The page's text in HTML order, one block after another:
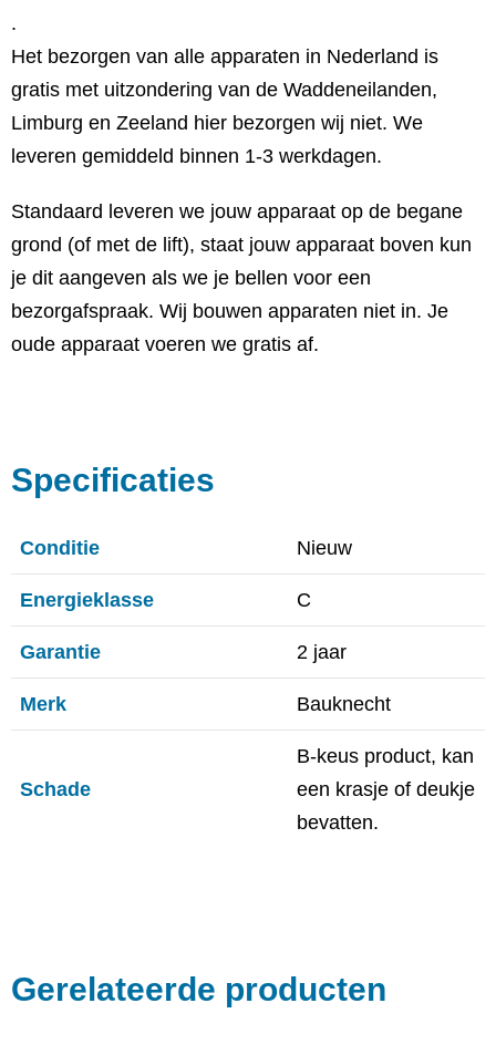
.
Het bezorgen van alle apparaten in Nederland is
gratis met uitzondering van de Waddeneilanden,
Limburg en Zeeland hier bezorgen wij niet. We
leveren gemiddeld binnen 1-3 werkdagen.
Standaard leveren we jouw apparaat op de begane
grond (of met de lift), staat jouw apparaat boven kun
je dit aangeven als we je bellen voor een
bezorgafspraak. Wij bouwen apparaten niet in. Je
oude apparaat voeren we gratis af.
Specificaties
Conditie Nieuw
Energieklasse C
Garantie 2 jaar
Merk Bauknecht
Schade
B-keus product, kan
een krasje of deukje
bevatten.
Gerelateerde producten